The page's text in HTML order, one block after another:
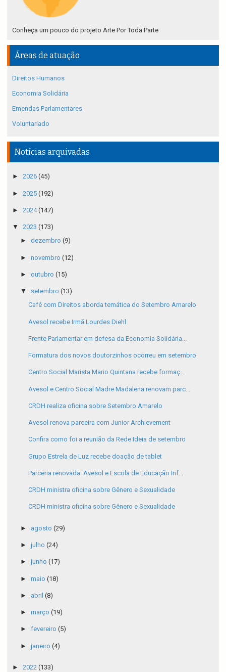
Conheça um pouco do projeto Arte Por Toda Parte
Áreas de atuação
Direitos Humanos
Economia Solidária
Emendas Parlamentares
Voluntariado
Notícias arquivadas
► 2026 (45)
► 2025 (192)
► 2024(147)
▼ 2023 (173)
► dezembro (9)
► novembro (12)
► outubro (15)
▼ setembro (13)
Café com Direitos aborda temática do Setembro Amarelo
Avesol recebe Irmã Lourdes Diehl
Frente Parlamentar em defesa da Economia Solidária...
Formatura dos novos doutorzinhos ocorreu em setembro
Centro Social Marista Mario Quintana recebe formaç...
Avesol e Centro Social Madre Madalena renovam parc...
CRDH realiza oficina sobre Setembro Amarelo
Avesol renova parceira com Junior Archievement
Confira como foi a reunião da Rede Ideia de setembro
Grupo Estrela de Luz recebe doação de tablet
Parceria renovada: Avesol e Escola de Educação Inf...
CRDH ministra oficina sobre Gênero e Sexualidade
CRDH ministra oficina sobre Gênero e Sexualidade
► agosto (29)
► julho (24)
► junho (17)
► maio (18)
► abril (8)
► março (19)
► fevereiro (5)
► janeiro (4)
► 2022 (133)